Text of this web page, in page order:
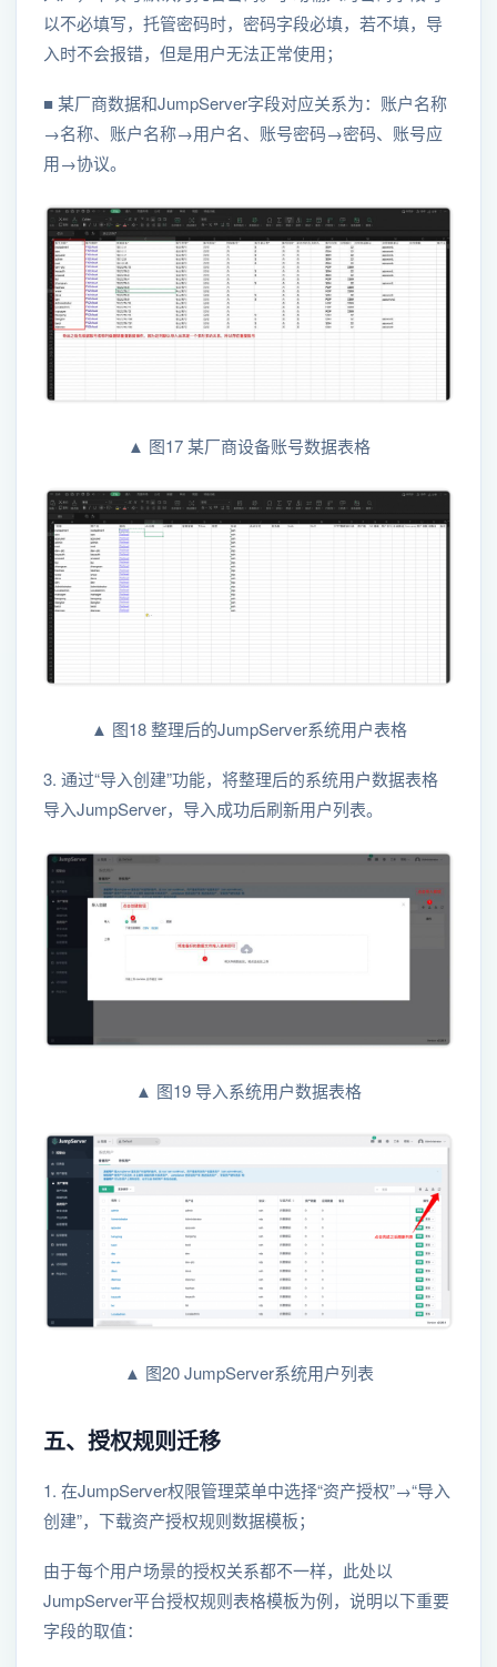
以不必填写，托管密码时，密码字段必填，若不填，导
入时不会报错，但是用户无法正常使用；
■ 某厂商数据和JumpServer字段对应关系为：账户名称
→名称、账户名称→用户名、账号密码→密码、账号应
用→协议。
▲ 图17 某厂商设备账号数据表格
▲ 图18 整理后的JumpServer系统用户表格
3. 通过“导入创建”功能，将整理后的系统用户数据表格
导入JumpServer，导入成功后刷新用户列表。
▲ 图19 导入系统用户数据表格
▲ 图20 JumpServer系统用户列表
五、授权规则迁移
1. 在JumpServer权限管理菜单中选择“资产授权”→“导入
创建”，下载资产授权规则数据模板；
由于每个用户场景的授权关系都不一样，此处以
JumpServer平台授权规则表格模板为例，说明以下重要
字段的取值：